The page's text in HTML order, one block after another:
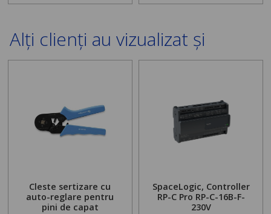
Alți clienți au vizualizat și
Cleste sertizare cu
auto-reglare pentru
pini de capat
SpaceLogic, Controller
RP-C Pro RP-C-16B-F-
230V